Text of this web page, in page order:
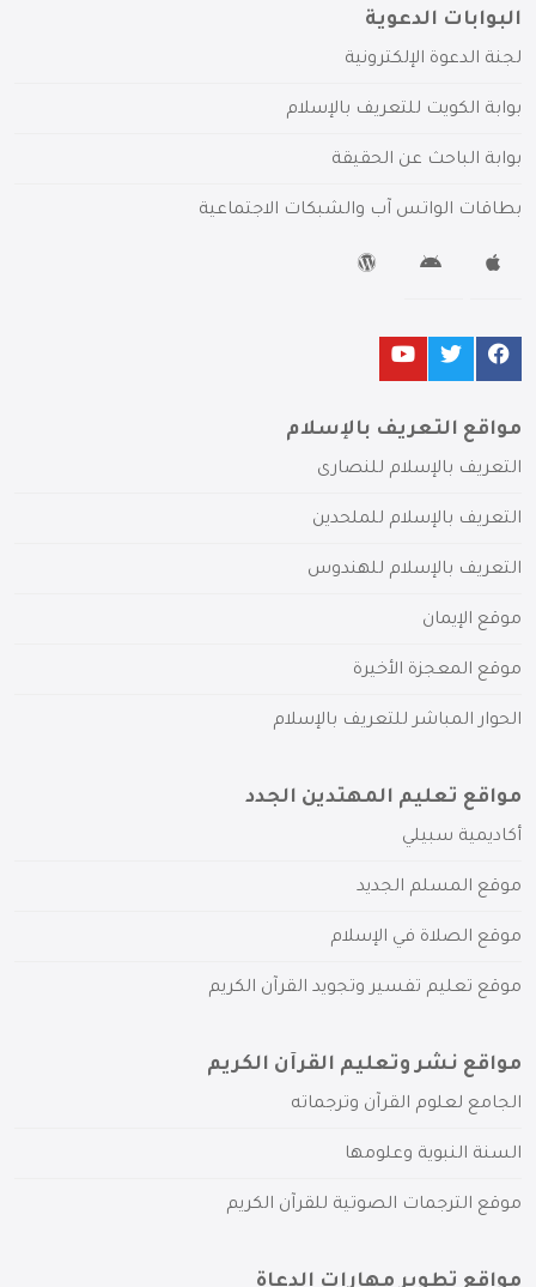
البوابات الدعوية
لجنة الدعوة الإلكترونية
بوابة الكويت للتعريف بالإسلام
بوابة الباحث عن الحقيقة
بطاقات الواتس آب والشبكات الاجتماعية
مواقع التعريف بالإسلام
التعريف بالإسلام للنصارى
التعريف بالإسلام للملحدين
التعريف بالإسلام للهندوس
موقع الإيمان
موقع المعجزة الأخيرة
الحوار المباشر للتعريف بالإسلام
مواقع تعليم المهتدين الجدد
أكاديمية سبيلي
موقع المسلم الجديد
موقع الصلاة في الإسلام
موقع تعليم تفسير وتجويد القرآن الكريم
مواقع نشر وتعليم القرآن الكريم
الجامع لعلوم القرآن وترجماته
السنة النبوية وعلومها
موقع الترجمات الصوتية للقرآن الكريم
مواقع تطوير مهارات الدعاة